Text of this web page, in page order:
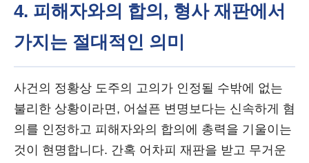
4. 피해자와의 합의, 형사 재판에서
가지는 절대적인 의미
사건의 정황상 도주의 고의가 인정될 수밖에 없는
불리한 상황이라면, 어설픈 변명보다는 신속하게 혐
의를 인정하고 피해자와의 합의에 총력을 기울이는
것이 현명합니다. 간혹 어차피 재판을 받고 무거운